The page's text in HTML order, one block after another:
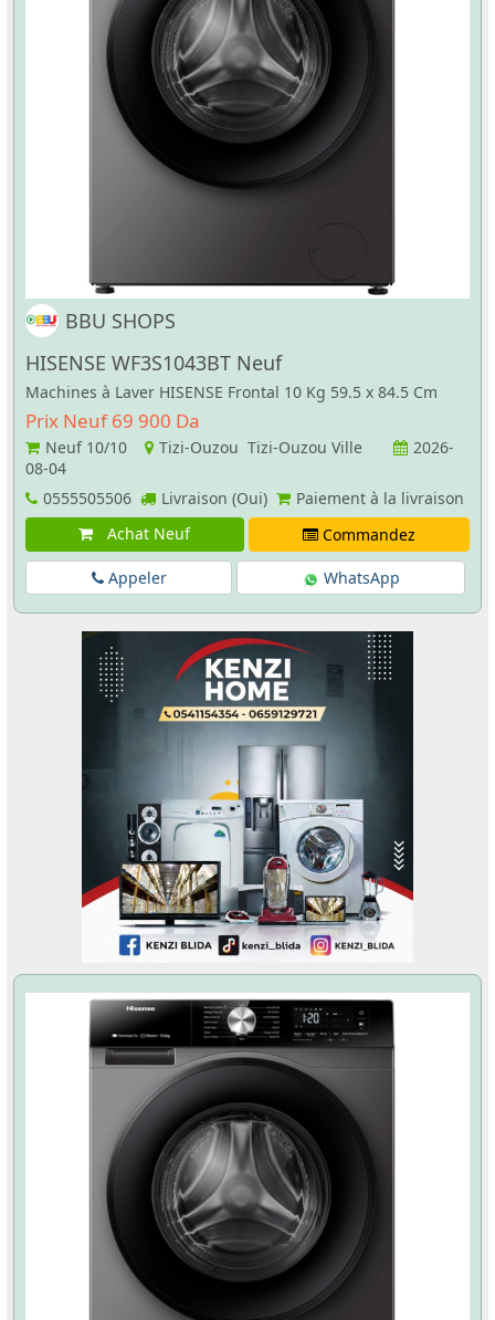
BBU SHOPS
HISENSE WF3S1043BT Neuf
Machines à Laver HISENSE Frontal 10 Kg 59.5 x 84.5 Cm
Prix Neuf 69 900 Da
Neuf 10/10 Tizi-Ouzou Tizi-Ouzou Ville
2026-
08-04
0555505506
Livraison (Oui)
Paiement à la livraison
Achat Neuf
Commandez
Appeler WhatsApp